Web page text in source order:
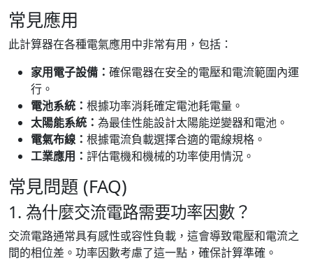
常見應用
此計算器在各種電氣應用中非常有用，包括：
家用電子設備： 確保電器在安全的電壓和電流範圍內運
行。
電池系統： 根據功率消耗確定電池耗電量。
太陽能系統： 為最佳性能設計太陽能逆變器和電池。
電氣布線： 根據電流負載選擇合適的電線規格。
工業應用： 評估電機和機械的功率使用情況。
常見問題 (FAQ)
1. 為什麼交流電路需要功率因數？
交流電路通常具有感性或容性負載，這會導致電壓和電流之
間的相位差。功率因數考慮了這一點，確保計算準確。